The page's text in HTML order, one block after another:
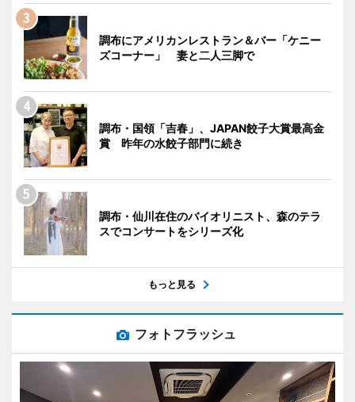
調布にアメリカンレストラン＆バー「ケニー
ズコーナー」 妻と二人三脚で
調布・国領「吉春」、JAPAN餃子大賞最高金
賞 昨年の水餃子部門に続き
調布・仙川在住のバイオリニスト、森のテラ
スでコンサートをシリーズ化
もっと見る
フォトフラッシュ